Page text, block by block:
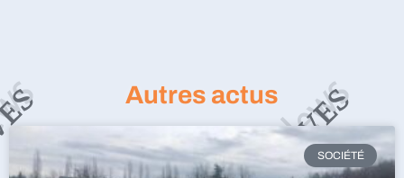
Autres actus
SOCIÉTÉ